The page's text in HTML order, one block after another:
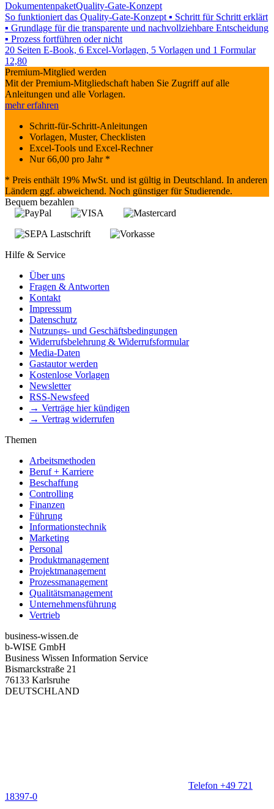
DokumentenpaketQuality-Gate-Konzept
So funktioniert das Quality-Gate-Konzept ▪ Schritt für Schritt erklärt
▪ Grundlage für die transparente und nachvollziehbare Entscheidung
▪ Prozess fortführen oder nicht
20 Seiten E-Book, 6 Excel-Vorlagen, 5 Vorlagen und 1 Formular
12,80
Premium-Mitglied werden
Mit der Premium-Mitgliedschaft haben Sie Zugriff auf alle
Anleitungen und alle Vorlagen.
mehr erfahren
Schritt-für-Schritt-Anleitungen
Vorlagen, Muster, Checklisten
Excel-Tools und Excel-Rechner
Nur66,00 pro Jahr *
* Preis enthält 19% MwSt. und ist gültig in Deutschland. In anderen
Ländern ggf. abweichend. Noch günstiger für Studierende.
Bequem bezahlen
Hilfe & Service
Über uns
Fragen & Antworten
Kontakt
Impressum
Datenschutz
Nutzungs- und Geschäftsbedingungen
Widerrufsbelehrung & Widerrufsformular
Media-Daten
Gastautor werden
Kostenlose Vorlagen
Newsletter
RSS-Newsfeed
→ Verträge hier kündigen
→ Vertrag widerrufen
Themen
Arbeitsmethoden
Beruf + Karriere
Beschaffung
Controlling
Finanzen
Führung
Informationstechnik
Marketing
Personal
Produktmanagement
Projektmanagement
Prozessmanagement
Qualitätsmanagement
Unternehmensführung
Vertrieb
business-wissen.de
b-WISE GmbH
Business Wissen Information Service
Bismarckstraße 21
76133 Karlsruhe
DEUTSCHLAND
Telefon +49 721
18397-0